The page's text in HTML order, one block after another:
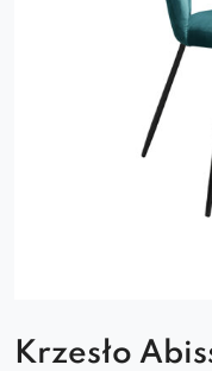
Krzesło